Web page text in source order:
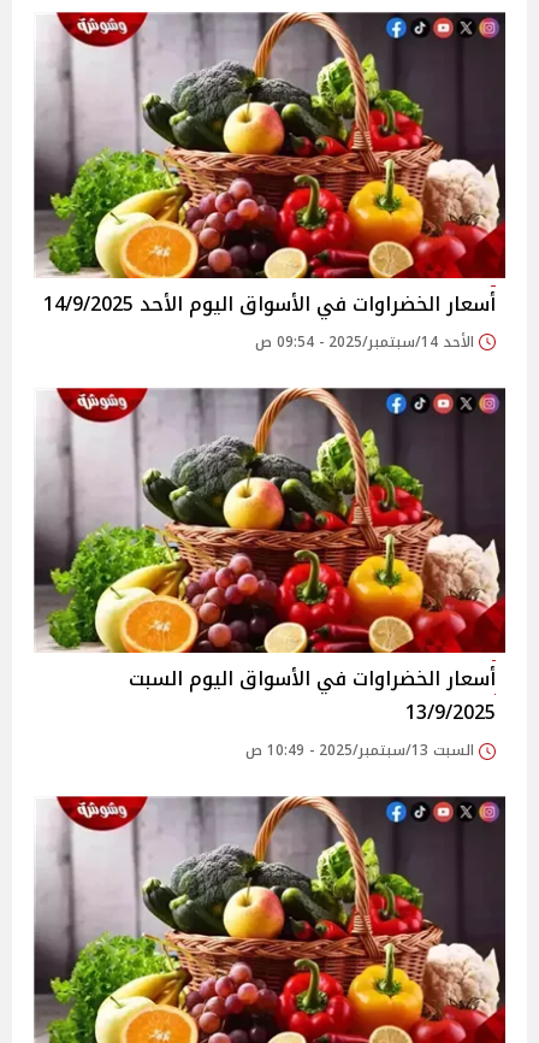
أسعار الخضراوات في الأسواق‎‎ اليوم الأحد 14/9/2025
الأحد 14/سبتمبر/2025 - 09:54 ص
أسعار الخضراوات في الأسواق‎‎ اليوم السبت
13/9/2025
السبت 13/سبتمبر/2025 - 10:49 ص